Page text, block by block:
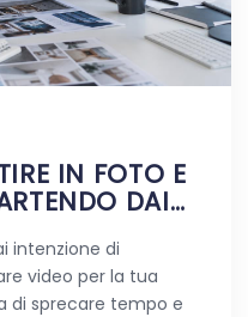
IN FOTO E
DAI
intenzione di
video per la tua
di sprecare tempo e